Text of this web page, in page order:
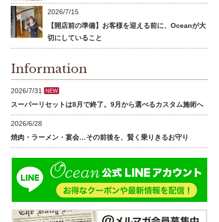
2026/7/15
【開店前の準備】お客様を迎える前に、Oceanが大
切にしていること
Information
2026/7/31 NEW
スーパーリセットは8月で終了。9月から選べるカスタム施術へ
2026/6/28
焼肉・ラーメン・宴会…その前後を、賢く乗りきるお守り